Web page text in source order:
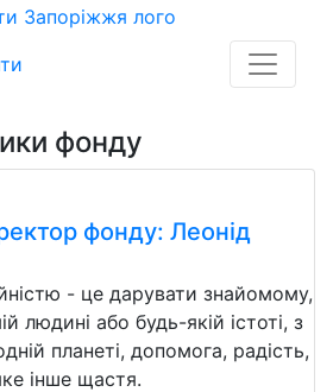
фонду
фонду: Леонід
- це дарувати знайомому,
людині або будь-якій істоті, з
планеті, допомога, радість,
інше щастя.